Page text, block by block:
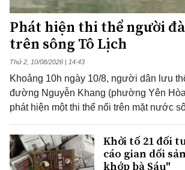
Phát hiện thi thể người
trên sông Tô Lịch
Thứ 2, 10/08/2026 | 14:43
Khoảng 10h ngày 10/8, người dân lưu
đường Nguyễn Khang (phường Yên
phát hiện một thi thể nổi trên mặt nước
Khởi tố 21 đối
cáo gian dối
khớp bà Sáu"